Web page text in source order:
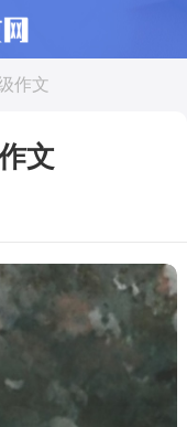
作文
文